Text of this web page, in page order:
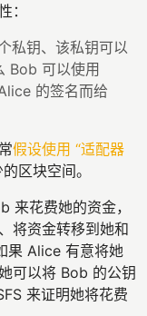
：
私钥、该私钥可以
Bob 可以使用
的签名而给
假设使用 “适配器
区块空间。
来花费她的资金，
将资金转移到她和
果 Alice 有意将她
可以将 Bob 的公钥
来证明她将花费